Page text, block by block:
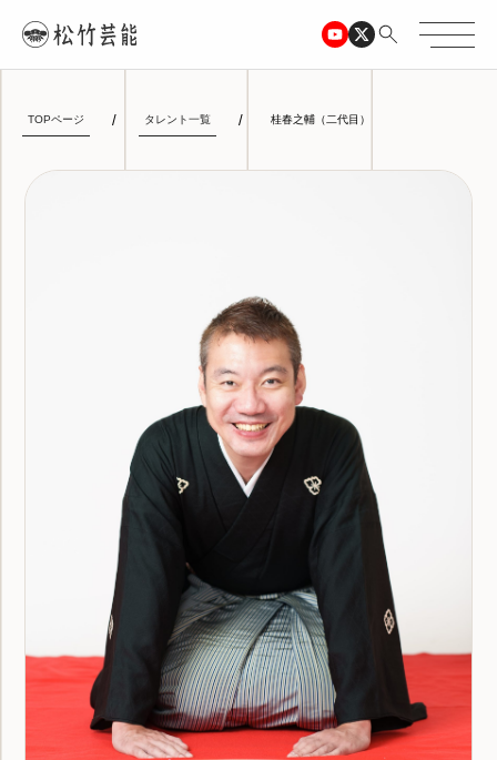
TOPページ タレント一覧 桂春之輔（二代目）